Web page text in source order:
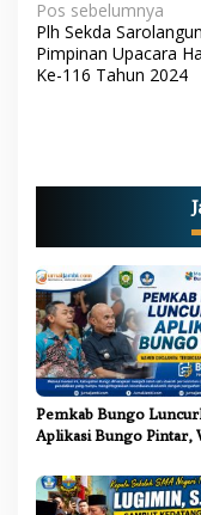
N
a
v
a
i
p
o
s
Pos sebelumnya
Plh Sekda Sarolangun
Pimpinan Upacara
Ke-116 Tahun 2024
Pemkab Bungo
Aplikasi Bungo Pintar,
Pendidikan yang